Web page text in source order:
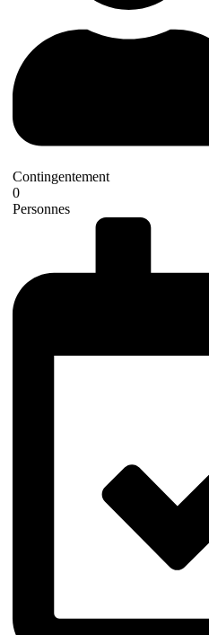
Contingentement
0
Personnes